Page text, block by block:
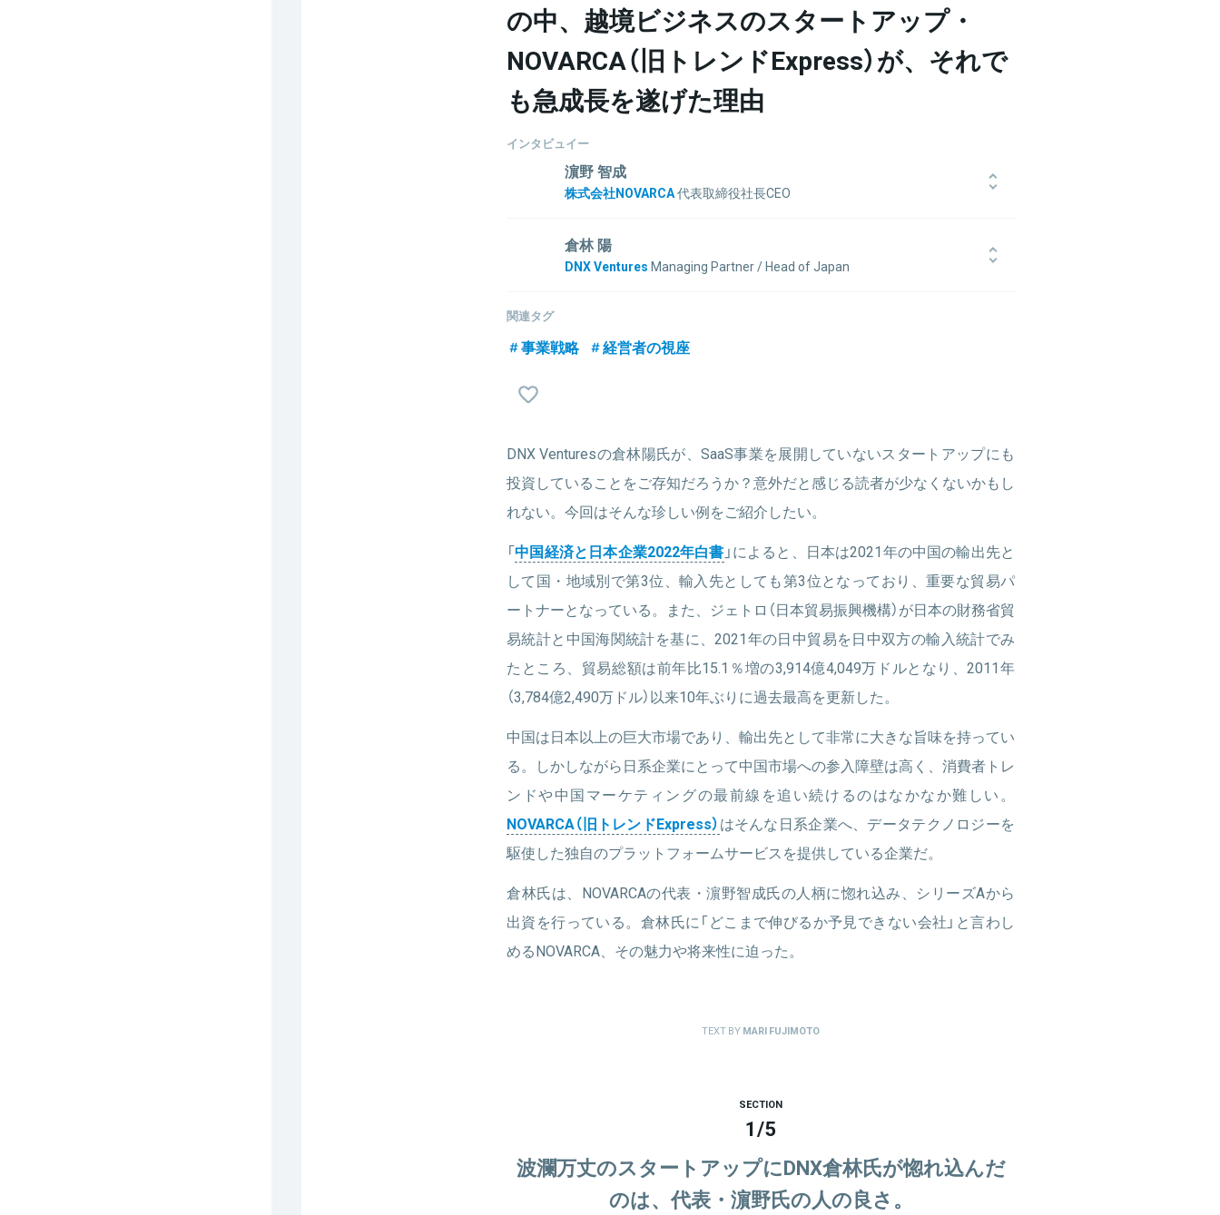
の中、越境ビジネスのスタートアップ・
NOVARCA（旧トレンドExpress）が、それで
も急成長を遂げた理由
インタビュイー
濵野 智成
株式会社NOVARCA代表取締役社長CEO
に入社。120社以上への経営コンサルティング支援を行い、グループ最年少のシニアマネ
ージャーとして東京支社長、事業開発本部長を歴任。株式会社ホットリンクに参画後、
NOVARCA）をカーブアウト型で分社化して代表取締役社長に就任。 クロスボーダービジ
ネスの先駆者として東京と上海をベースに活動中。
倉林 陽
DNX Ventures Managing Partner / Head of Japan
MBA留学後はGlobespan Capital Partners、Salesforce Venturesで日本代表を歴任。
任。これまでの主な投資先はSansan、マネーフォワード、アンドパッド、カケハシ、デ
学研究科博士後期課程修了、ペンシルバニア大学ウォートンスクール経営大学院修了
関連情報をみる
関連タグ
事業戦略 経営者の視座
DNX Venturesの倉林陽氏が、SaaS事業を展開していないスタートアップにも
投資していることをご存知だろうか？意外だと感じる読者が少なくないかもし
れない。今回はそんな珍しい例をご紹介したい。
「中国経済と日本企業2022年白書 」によると、日本は2021年の中国の輸出先と
して国・地域別で第3位、輸入先としても第3位となっており、重要な貿易パ
ートナーとなっている。また、ジェトロ（日本貿易振興機構）が日本の財務省貿
易統計と中国海関統計を基に、2021年の日中貿易を日中双方の輸入統計でみ
たところ、貿易総額は前年比15.1％増の3,914億4,049万ドルとなり、2011年
（3,784億2,490万ドル）以来10年ぶりに過去最高を更新した。
中国は日本以上の巨大市場であり、輸出先として非常に大きな旨味を持ってい
る。しかしながら日系企業にとって中国市場への参入障壁は高く、消費者トレ
ンドや中国マーケティングの最前線を追い続けるのはなかなか難しい。
NOVARCA（旧トレンドExpress）はそんな日系企業へ、データテクノロジーを
駆使した独自のプラットフォームサービスを提供している企業だ。
倉林氏は、NOVARCAの代表・濵野智成氏の人柄に惚れ込み、シリーズAから
出資を行っている。倉林氏に「どこまで伸びるか予見できない会社」と言わし
めるNOVARCA、その魅力や将来性に迫った。
TEXT BYMARI FUJIMOTO
SECTION
1/5
波瀾万丈のスタートアップにDNX倉林氏が惚れ込んだ
のは、代表・濵野氏の人の良さ。